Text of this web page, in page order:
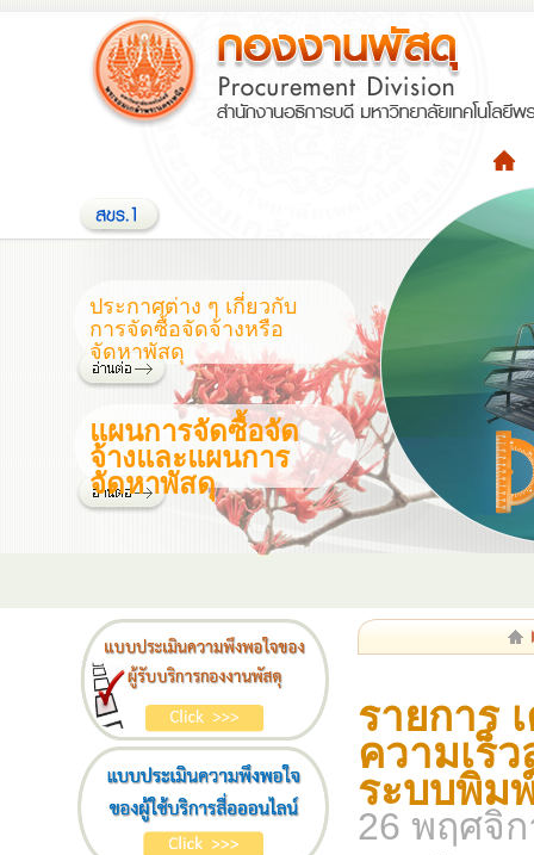
ประกาศต่าง ๆ เกี่ยวกับ
การจัดซื้อจัดจ้างหรือ
จัดหาพัสดุ
แผนการจัดซื้อจัด
จ้างและแผนการ
จัดหาพัสดุ
รายการ
ความเร็
ระบบพิม
26 พฤศจิ